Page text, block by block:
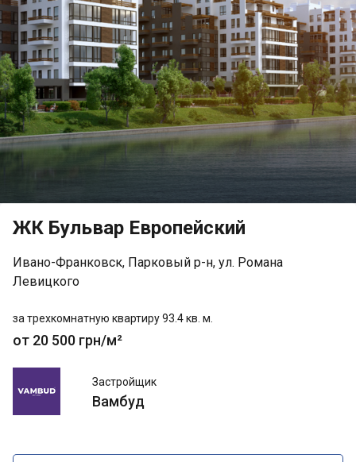
ЖК Бульвар Европейский
Ивано-Франковск, Парковый р-н, ул. Романа
Левицкого
за трехкомнатную квартиру 93.4 кв. м.
от 20 500 грн/м²
Застройщик
Вамбуд